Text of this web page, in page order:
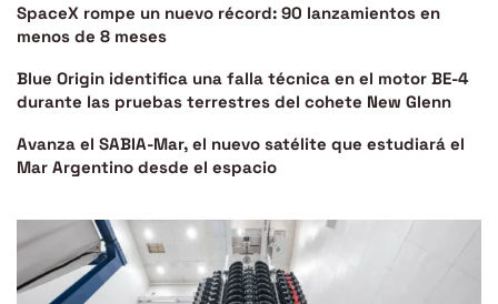
SpaceX rompe un nuevo récord: 90 lanzamientos en
menos de 8 meses
Blue Origin identifica una falla técnica en el motor BE-4
durante las pruebas terrestres del cohete New Glenn
Avanza el SABIA-Mar, el nuevo satélite que estudiará el
Mar Argentino desde el espacio